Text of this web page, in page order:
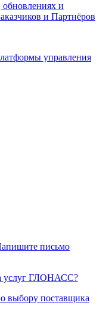
и
и Партнёров
управления
письмо
услуг ГЛОНАСС?
выбору поставщика